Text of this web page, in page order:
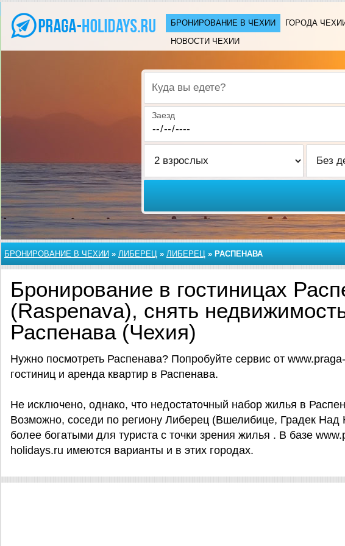
БРОНИРОВАНИЕ В ЧЕХИИ ГОРОДА
НОВОСТИ ЧЕХИИ
Куда вы едете?
Заезд
БРОНИРОВАНИЕ В ЧЕХИИ » ЛИБЕРЕЦ » ЛИБЕРЕЦ » РАСПЕНАВА
Бронирование в гостиницах
(Raspenava), снять
Распенава (Чехия)
Нужно посмотреть Распенава? Попробуйте сервис от
гостиниц и аренда квартир в Распенава.
Не исключено, однако, что недостаточный набор жилья в
Возможно, соседи по региону Либерец (Вшелибице, Градек Над
более богатыми для туриста с точки зрения жилья . В базе
holidays.ru имеются варианты и в этих городах.